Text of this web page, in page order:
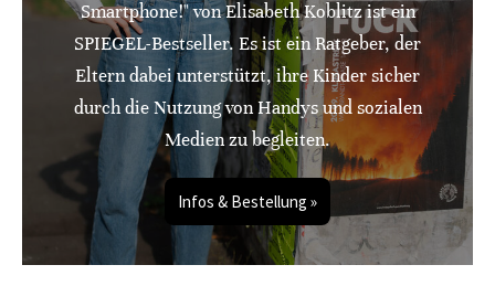
Smartphone!" von Elisabeth Koblitz ist ein
SPIEGEL-Bestseller. Es ist ein Ratgeber, der
Eltern dabei unterstützt, ihre Kinder sicher
durch die Nutzung von Handys und sozialen
Medien zu begleiten.
Infos & Bestellung »